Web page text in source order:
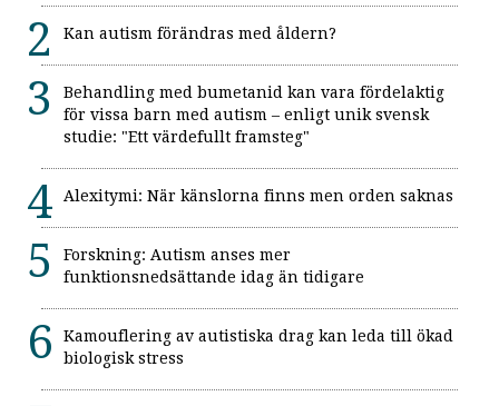
Kan autism förändras med åldern?
Behandling med bumetanid kan vara fördelaktig
för vissa barn med autism – enligt unik svensk
studie: "Ett värdefullt framsteg"
Alexitymi: När känslorna finns men orden saknas
Forskning: Autism anses mer
funktionsnedsättande idag än tidigare
Kamouflering av autistiska drag kan leda till ökad
biologisk stress